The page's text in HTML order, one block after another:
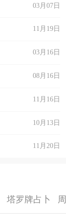
03月07日
11月19日
03月16日
08月16日
11月16日
10月13日
11月20日
塔罗牌占卜